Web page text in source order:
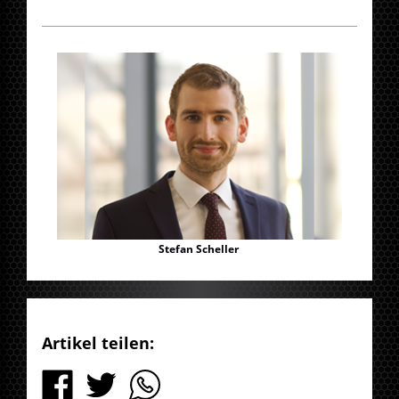
Stefan Scheller
Artikel teilen: